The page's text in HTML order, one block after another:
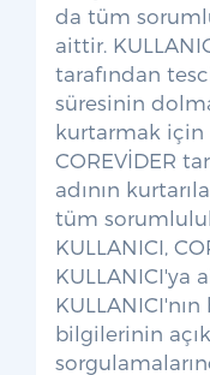
da tüm
aittir.
tarafından
süresinin
kurtarmak için
COREVİDER
adının
tüm
KULLANICI,
KULLANICI'ya
bilgilerinin